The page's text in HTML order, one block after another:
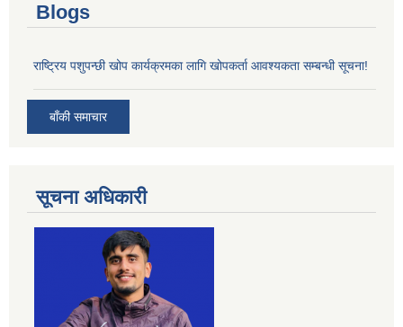
Blogs
राष्ट्रिय पशुपन्छी खोप कार्यक्रमका लागि खोपकर्ता आवश्यकता सम्बन्धी सूचना!
बाँकी समाचार
सूचना अधिकारी